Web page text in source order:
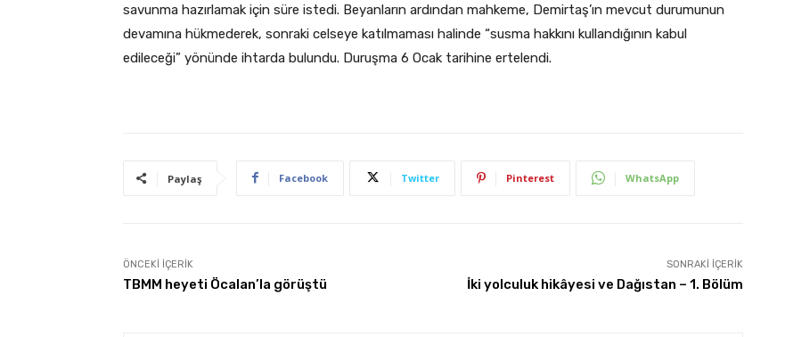
savunma hazırlamak için süre istedi. Beyanların ardından mahkeme, Demirtaş’ın mevcut durumunun
devamına hükmederek, sonraki celseye katılmaması halinde “susma hakkını kullandığının kabul
edileceği” yönünde ihtarda bulundu. Duruşma 6 Ocak tarihine ertelendi.
Paylaş Facebook Twitter Pinterest WhatsApp
ÖNCEKI İÇERIK
TBMM heyeti Öcalan’la görüştü
SONRAKI İÇERIK
İki yolculuk hikâyesi ve Dağıstan – 1. Bölüm